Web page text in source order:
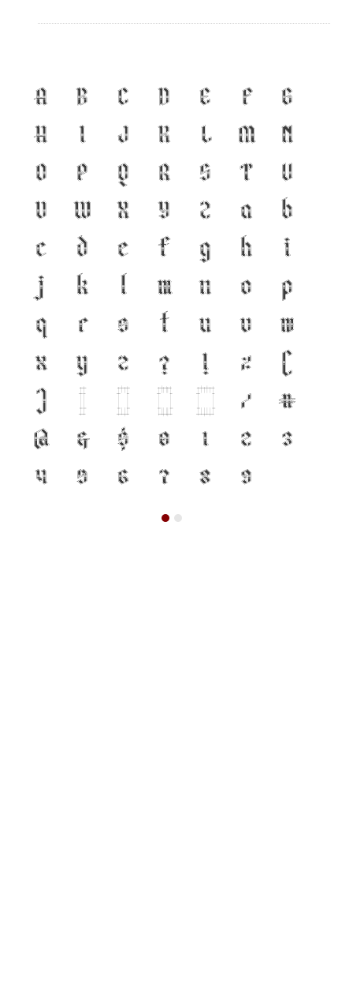
A B C D E F
G
H
I J K L M N
O
P Q R S T
U
V
W X Y Z a
b
c
d e f g h
i
j
k l m n o
p
q
r s t u v
w
x
y z ? ! %
(
)
[ ] { } /
#
@
& $ 0 1 2
3
4
5 6 7 8 9